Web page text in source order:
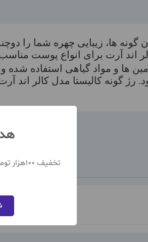
گونه ها، زیبایی چهره شما را
اند آرت برای انواع پوست
ها و مواد گیاهی
رژ گونه کالیستا مدل کالر اند